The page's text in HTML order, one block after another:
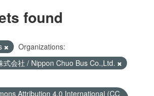
found
Organizations:
式会社 / Nippon Chuo Bus Co.,Ltd.
Attribution 4.0 International (CC